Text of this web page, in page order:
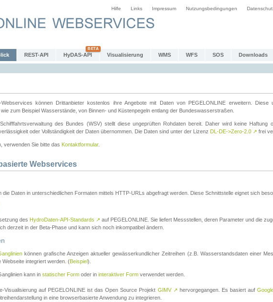
Hilfe Links Impressum Nutzungsbedingungen
REST-API HyDAS-API Visualisierung WMS WFS SOS Downloads
können Drittanbieter kostenlos ihre Angebote mit Daten von PEGELONLINE erweitern. Diese
zum Beispiel Wasserstände, von Binnen- und Küstenpegeln entlang der Bundeswasserstraßen.
des Bundes (WSV) stellt diese ungeprüften Rohdaten bereit. Daher wird keine Haftung
oder Vollständigkeit der Daten übernommen. Die Daten sind unter der Lizenz DL-DE->Zero-2.0 ↗ frei
verwenden Sie bitte das Kontaktformular.
Webservices
die Daten in unterschiedlichen Formaten mittels HTTP-URLs abgefragt werden. Diese Schnittstelle eignet sich
des HydroDaten-API-Standards ↗ auf PEGELONLINE. Sie liefert Messstellen, deren Parameter und die
derzeit in der Beta-Phase und kann sich noch inkompatibel ändern.
können grafische Anzeigen aktueller gewässerkundlicher Zeitreihen (z.B. Wasserstandsdaten einer
Webseite integriert werden. (Beispiel).
kann in statischer Form oder in interaktiver Form verwendet werden.
Visualisierung auf PEGELONLINE ist das Open Source Projekt GIMV ↗ hervorgegangen. Es basiert auf
in eine browserbasierte Anwendung zu integrieren.